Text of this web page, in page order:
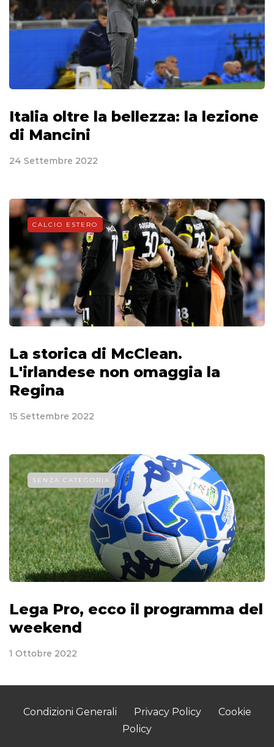
Italia oltre la bellezza: la lezione
di Mancini
24 Settembre 2022
CALCIO ESTERO
La storica di McClean.
L'irlandese non omaggia la
Regina
15 Settembre 2022
SENZA CATEGORIA
Lega Pro, ecco il programma del
weekend
1 Ottobre 2022
Condizioni Generali Privacy Policy
Cookie
Policy